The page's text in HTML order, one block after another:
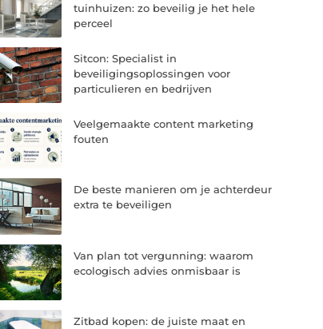
tuinhuizen: zo beveilig je het hele
perceel
Sitcon: Specialist in
beveiligingsoplossingen voor
particulieren en bedrijven
Veelgemaakte content marketing
fouten
De beste manieren om je achterdeur
extra te beveiligen
Van plan tot vergunning: waarom
ecologisch advies onmisbaar is
Zitbad kopen: de juiste maat en